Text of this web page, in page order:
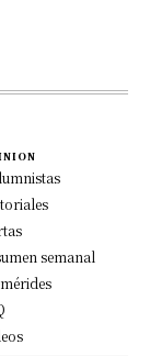
semanal